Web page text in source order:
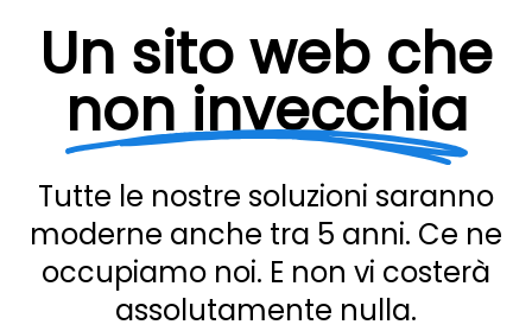
Un sito web che
non invecchia
Tutte le nostre soluzioni saranno
moderne anche tra 5 anni. Ce ne
occupiamo noi. E non vi costerà
assolutamente nulla.